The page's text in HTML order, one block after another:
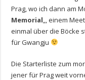
Prag, wo ich dann am
Memorial„, einem
einmal über die Böcke
für Gwangju
Die Starterliste zum
jener für Prag weit